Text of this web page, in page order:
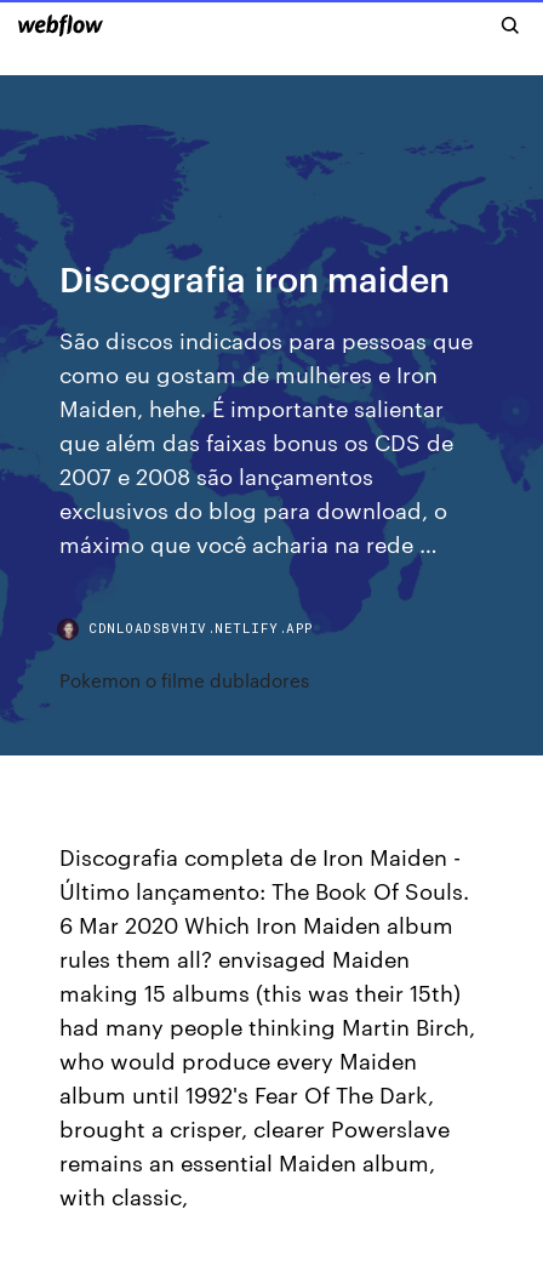
Discografia iron maiden
São discos indicados para pessoas que
como eu gostam de mulheres e Iron
Maiden, hehe. É importante salientar
que além das faixas bonus os CDS de
2007 e 2008 são lançamentos
exclusivos do blog para download, o
máximo que você acharia na rede …
CDNLOADSBVHIV.NETLIFY.APP
Pokemon o filme dubladores
Discografia completa de Iron Maiden -
Último lançamento: The Book Of Souls.
6 Mar 2020 Which Iron Maiden album
rules them all? envisaged Maiden
making 15 albums (this was their 15th)
had many people thinking Martin Birch,
who would produce every Maiden
album until 1992's Fear Of The Dark,
brought a crisper, clearer Powerslave
remains an essential Maiden album,
with classic,